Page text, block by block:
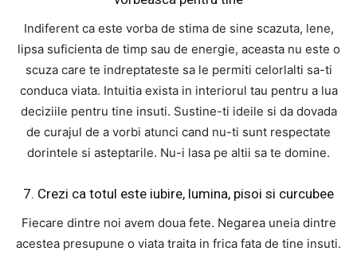
Indiferent ca este vorba de stima de sine scazuta, lene,
lipsa suficienta de timp sau de energie, aceasta nu este o
scuza care te indreptateste sa le permiti celorlalti sa-ti
conduca viata. Intuitia exista in interiorul tau pentru a lua
deciziile pentru tine insuti. Sustine-ti ideile si da dovada
de curajul de a vorbi atunci cand nu-ti sunt respectate
dorintele si asteptarile. Nu-i lasa pe altii sa te domine.
7. Crezi ca totul este iubire, lumina, pisoi si curcubee
Fiecare dintre noi avem doua fete. Negarea uneia dintre
acestea presupune o viata traita in frica fata de tine insuti.